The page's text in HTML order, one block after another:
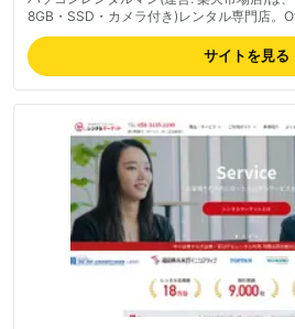
8GB・SSD・カメラ付き)レンタル専門店。
み・設定済み配送、往復送料込み、1週間〜
対応。PC故障の急な需要にも翌日配送で対
れ配送時の破損リスクも低減。返却後の到
選択可能で短期利用ニーズに対応。法人向
4.8(454件)の高評価。問い合わせ対応の丁
サイトでご確認ください。
サイトを見る